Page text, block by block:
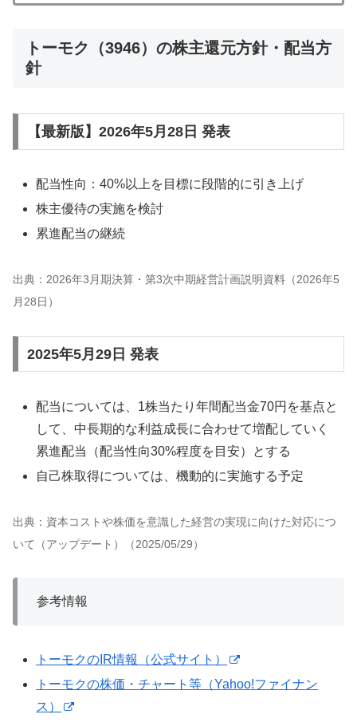
トーモク（3946）の株主還元方針・配当方
針
【最新版】2026年5月28日 発表
配当性向：40%以上を目標に段階的に引き上げ
株主優待の実施を検討
累進配当の継続
出典：2026年3月期決算・第3次中期経営計画説明資料（2026年5
月28日）
2025年5月29日 発表
配当については、1株当たり年間配当金70円を基点と
して、中長期的な利益成長に合わせて増配していく
累進配当（配当性向30%程度を目安）とする
自己株取得については、機動的に実施する予定
出典：資本コストや株価を意識した経営の実現に向けた対応につ
いて（アップデート）（2025/05/29）
参考情報
トーモクのIR情報（公式サイト）
トーモクの株価・チャート等（Yahoo!ファイナン
ス）